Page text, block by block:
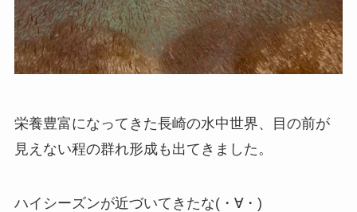
栄養豊富になってきた長崎の水中世界、目の前が
見えない程の群れ形成も出てきました。
ハイシーズンが近づいてきたな(・∀・)